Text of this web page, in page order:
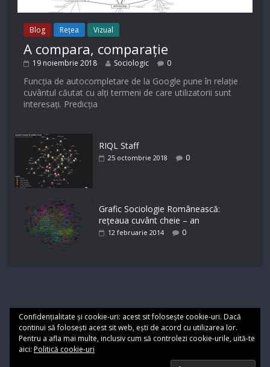
Blog Rețea Vizual
A compara, comparație
19 noiembrie 2018 Sociologic 0
Funcția de autocompletare de la Google pune în relație
cuvântul căutat cu alți termeni de care utilizatorii sunt
interesați. Predicția
RIQL Staff
25 octombrie 2018 0
Grafic Sociologie Românească:
rețeaua cuvânt cheie – an
12 februarie 2014 0
Cookie Termeni de utilizare
Copyright © 2026
drepturile rezervate.
Confidențialitate și cookie-uri: acest sit folosește cookie-uri. Dacă
continui să folosești acest sit web, ești de acord cu utilizarea lor.
Pentru a afla mai multe, inclusiv cum să controlezi cookie-urile, uită-te
aici: Politică cookie-uri